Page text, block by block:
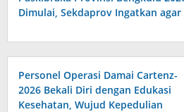
Dimulai, Sekdaprov Ingatkan agar
Personel Operasi Damai Cartenz-
2026 Bekali Diri dengan Edukasi
Kesehatan, Wujud Kepedulian